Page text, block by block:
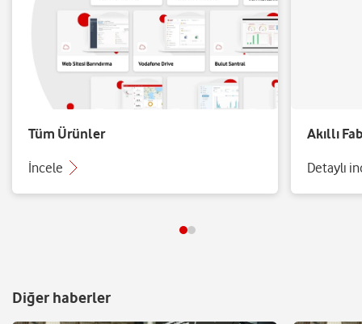
Tüm Ürünler
İncele
Akıllı
Detaylı
Diğer haberler